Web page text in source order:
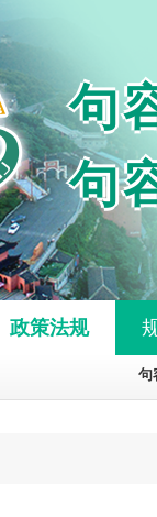
句
句
政策法规